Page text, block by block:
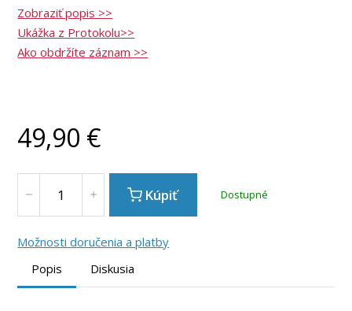
Zobraziť popis >>
Ukážka z Protokolu>>
Ako obdržíte záznam >>
49,90 €
Kúpiť Dostupné
Možnosti doručenia a platby
Popis
Diskusia